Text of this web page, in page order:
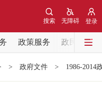
登录
无障碍
搜索
政策服务
政民互动
> 政府文件 > 1986-2014